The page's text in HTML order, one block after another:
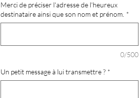
Merci de préciser l'adresse de l'heureux
destinataire ainsi que son nom et prénom. *
0/500
Un petit message à lui transmettre ? *